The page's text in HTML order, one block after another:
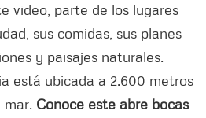
video, parte de los lugares
sus comidas, sus planes
y paisajes naturales.
está ubicada a 2.600 metros
Conoce este abre bocas